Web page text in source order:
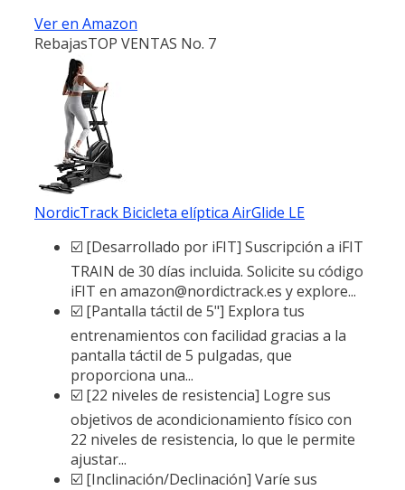
Ver en Amazon
RebajasTOP VENTAS No. 7
NordicTrack Bicicleta elíptica AirGlide LE
☑️ [Desarrollado por iFIT] Suscripción a iFIT
TRAIN de 30 días incluida. Solicite su código
iFIT en amazon@nordictrack.es y explore...
☑️ [Pantalla táctil de 5"] Explora tus
entrenamientos con facilidad gracias a la
pantalla táctil de 5 pulgadas, que
proporciona una...
☑️ [22 niveles de resistencia] Logre sus
objetivos de acondicionamiento físico con
22 niveles de resistencia, lo que le permite
ajustar...
☑️ [Inclinación/Declinación] Varíe sus